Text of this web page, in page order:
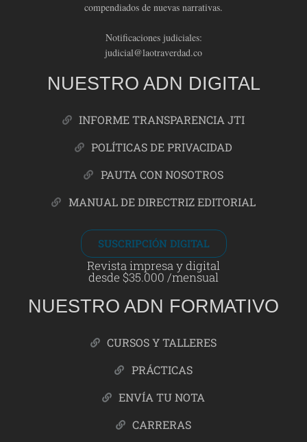
compendiados de nuevas narrativas.
Notificaciones judiciales:
judicial@laotraverdad.co
NUESTRO ADN DIGITAL
INFORME TRANSPARENCIA JTI
POLÍTICAS DE PRIVACIDAD
PAUTA CON NOSOTROS
MANUAL DE DIRECTRIZ EDITORIAL
SUSCRIPCIÓN DIGITAL
Revista impresa y digital
desde $35.000 /mensual
NUESTRO ADN FORMATIVO
CURSOS Y TALLERES
PRÁCTICAS
ENVÍA TU NOTA
CARRERAS